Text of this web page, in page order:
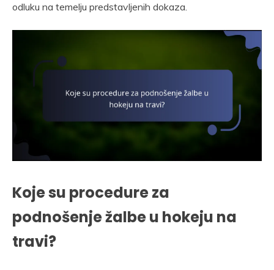
odluku na temelju predstavljenih dokaza.
Koje su procedure za
podnošenje žalbe u hokeju na
travi?